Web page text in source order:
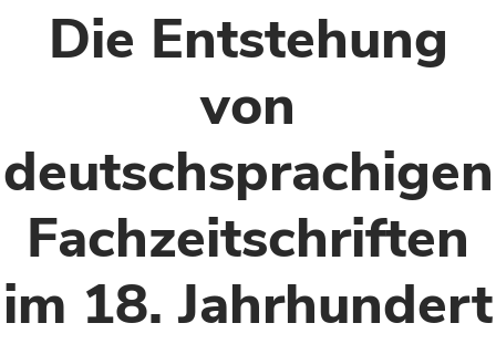
Die Entstehung
von
deutschsprachigen
Fachzeitschriften
im 18. Jahrhundert